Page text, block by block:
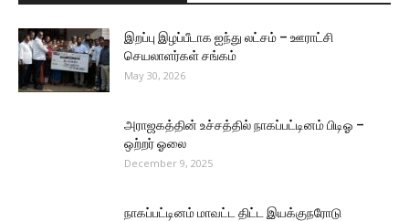
இறப்பு இழப்பீடாக ஐந்து லட்சம் – ஊராட்சி
செயலாளர்கள் சங்கம்
May 30, 2026
அராஜகத்தின் உச்சத்தில் நாகப்பட்டினம் பிடிஓ –
ஒற்றர் ஓலை
December 9, 2025
நாகப்பட்டினம் மாவட்ட திட்ட இயக்குநரோடு